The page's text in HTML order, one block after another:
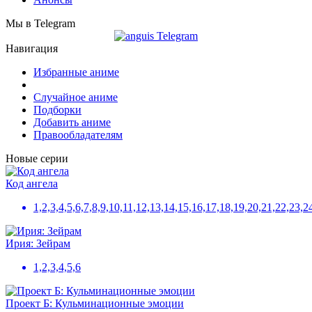
Мы в Telegram
Навигация
Избранные аниме
Случайное аниме
Подборки
Добавить аниме
Правообладателям
Новые серии
Код ангела
Ирия: Зейрам
1,2,3,4,5,6
Проект Б: Кульминационные эмоции